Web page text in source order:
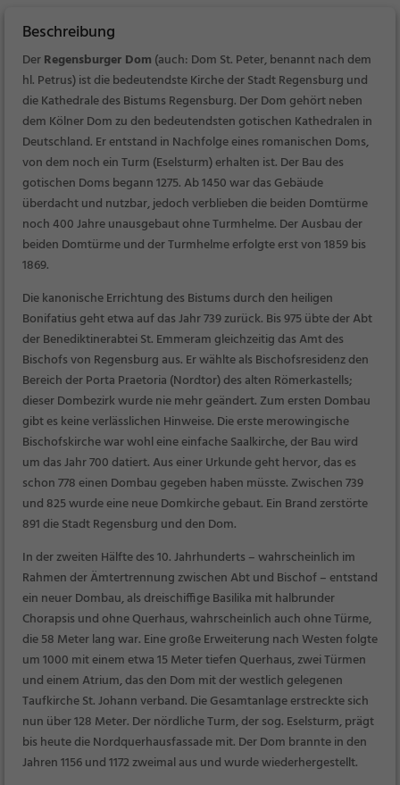
Beschreibung
DerRegensburger Dom (auch: Dom St. Peter, benannt nach dem
hl. Petrus) ist die bedeutendste Kirche der Stadt Regensburg und
die Kathedrale des Bistums Regensburg. Der Dom gehört neben
dem Kölner Dom zu den bedeutendsten gotischen Kathedralen in
Deutschland. Er entstand in Nachfolge eines romanischen Doms,
von dem noch ein Turm (Eselsturm) erhalten ist. Der Bau des
gotischen Doms begann 1275. Ab 1450 war das Gebäude
überdacht und nutzbar, jedoch verblieben die beiden Domtürme
noch 400 Jahre unausgebaut ohne Turmhelme. Der Ausbau der
beiden Domtürme und der Turmhelme erfolgte erst von 1859 bis
1869.
Die kanonische Errichtung des Bistums durch den heiligen
Bonifatius geht etwa auf das Jahr 739 zurück. Bis 975 übte der Abt
der Benediktinerabtei St. Emmeram gleichzeitig das Amt des
Bischofs von Regensburg aus. Er wählte als Bischofsresidenz den
Bereich der Porta Praetoria (Nordtor) des alten Römerkastells;
dieser Dombezirk wurde nie mehr geändert. Zum ersten Dombau
gibt es keine verlässlichen Hinweise. Die erste merowingische
Bischofskirche war wohl eine einfache Saalkirche, der Bau wird
um das Jahr 700 datiert. Aus einer Urkunde geht hervor, das es
schon 778 einen Dombau gegeben haben müsste. Zwischen 739
und 825 wurde eine neue Domkirche gebaut. Ein Brand zerstörte
891 die Stadt Regensburg und den Dom.
In der zweiten Hälfte des 10. Jahrhunderts – wahrscheinlich im
Rahmen der Ämtertrennung zwischen Abt und Bischof – entstand
ein neuer Dombau, als dreischiffige Basilika mit halbrunder
Chorapsis und ohne Querhaus, wahrscheinlich auch ohne Türme,
die 58 Meter lang war. Eine große Erweiterung nach Westen folgte
um 1000 mit einem etwa 15 Meter tiefen Querhaus, zwei Türmen
und einem Atrium, das den Dom mit der westlich gelegenen
Taufkirche St. Johann verband. Die Gesamtanlage erstreckte sich
nun über 128 Meter. Der nördliche Turm, der sog. Eselsturm, prägt
bis heute die Nordquerhausfassade mit. Der Dom brannte in den
Jahren 1156 und 1172 zweimal aus und wurde wiederhergestellt.